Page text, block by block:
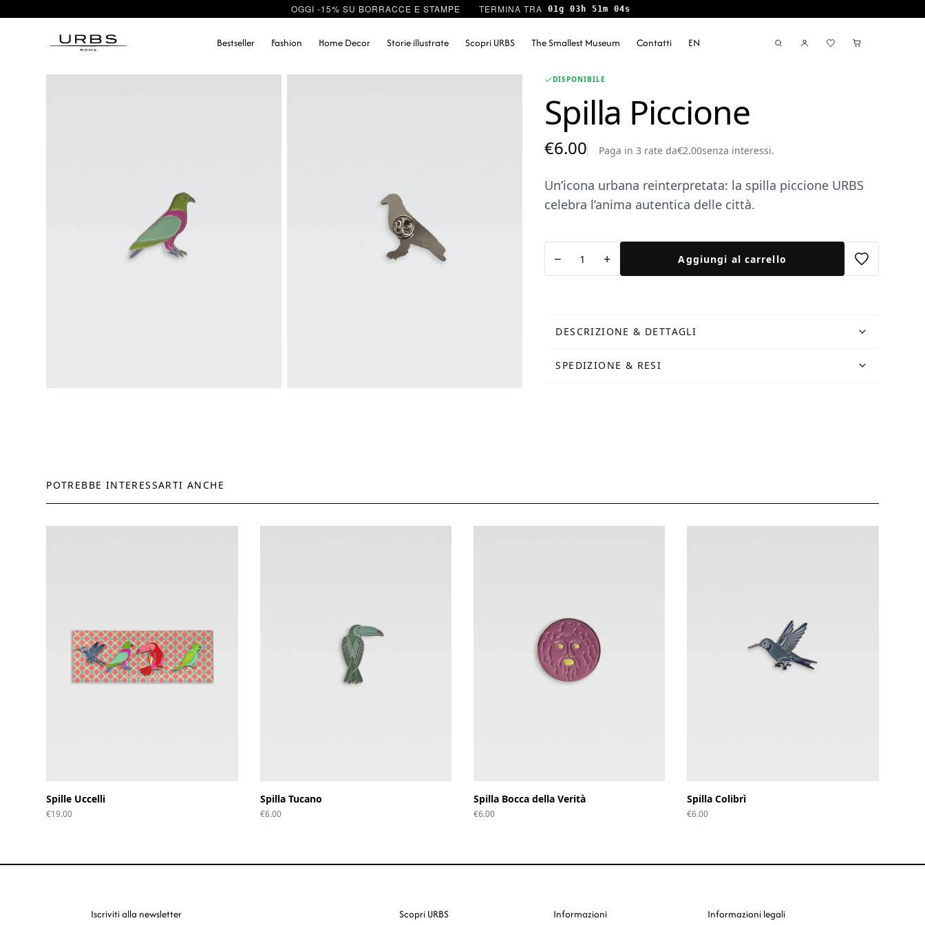
OGGI -15% SU BORRACCE E STAMPE 01g 03h 51m 04s
Bestseller Fashion Home Decor Storie illustrate Scopri URBS The Smallest Museum Contatti EN
DISPONIBILE
Spilla Piccione
€6.00 Paga in 3 rate da€2.00senza interessi.
Un’icona urbana reinterpretata: la spilla piccione URBS
celebra l’anima autentica delle città.
Piccione
− + Aggiungi al carrello
DESCRIZIONE & DETTAGLI
SPEDIZIONE & RESI
POTREBBE INTERESSARTI ANCHE
Spille Uccelli
€19.00
Spilla Tucano
€6.00
Spilla Bocca della Verità
€6.00
Spilla Colibrì
€6.00
Iscriviti alla newsletter Scopri URBS Informazioni Informazioni legali